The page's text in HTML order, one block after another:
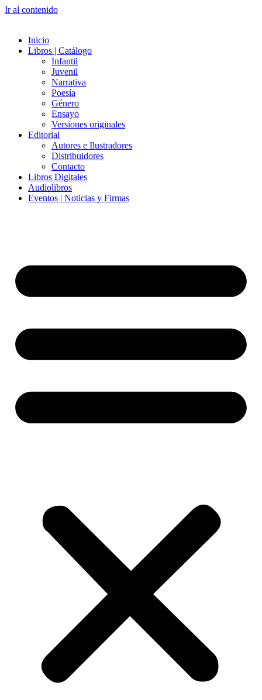
Ir al contenido
Inicio
Libros | Catálogo
Infantil
Juvenil
Narrativa
Poesía
Género
Ensayo
Versiones originales
Editorial
Autores e Ilustradores
Distribuidores
Contacto
Libros Digitales
Audiolibros
Eventos | Noticias y Firmas